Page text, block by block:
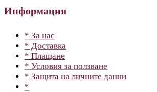
Информация
* За нас
* Доставка
* Плащане
* Условия за ползване
* Защита на личните данни
*